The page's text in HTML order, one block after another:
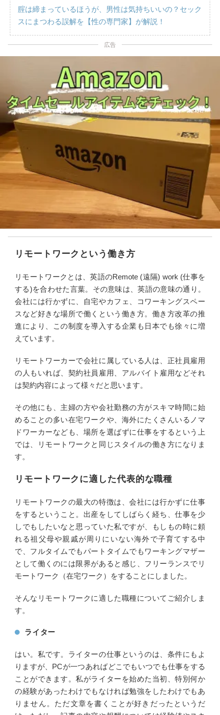
腟は締まっているほうが、男性は気持ちいいの？セック
スにまつわる誤解を【性の専門家】が解説！
広告
リモートワークという働き方
リモートワークとは、英語のRemote (遠隔) work (仕事を
する)を合わせた言葉。その意味は、英語の意味の通り。
会社には行かずに、自宅やカフェ、コワーキングスペー
スなど好きな場所で働くという働き方。働き方改革の推
進により、この制度を導入する企業も日本でも徐々に増
えています。
リモートワーカーで会社に属している人は、正社員雇用
の人もいれば、契約社員雇用、アルバイト雇用などそれ
は契約内容によって様々だと思います。
その他にも、主婦の方や会社勤務の方がスキマ時間に始
めることの多い在宅ワークや、海外にたくさんいるノマ
ドワーカーなども、場所を選ばずに仕事をするという上
では、リモートワークと同じスタイルの働き方になりま
す。
リモートワークに適した代表的な職種
リモートワークの最大の特徴は、会社には行かずに仕事
をするということ。出産をしてしばらく経ち、仕事を少
しでもしたいなと思っていた私ですが、もしもの時に頼
れる祖父母や親戚が周りにいない海外で子育てする中
で、フルタイムでもパートタイムでもワーキングマザー
として働くのには限界があると感じ、フリーランスでリ
モートワーク（在宅ワーク）をすることにしました。
そんなリモートワークに適した職種についてご紹介しま
す。
ライター
はい。私です。ライターの仕事というのは、条件にもよ
りますが、PCが一つあればどこでもいつでも仕事をする
ことができます。私がライターを始めた当初、特別何か
の経験があったわけでもなければ勉強をしたわけでもあ
りません。ただ文章を書くことが好きだったというだ